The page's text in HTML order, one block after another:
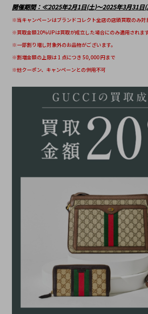
開催期間：≪2025年2月1日(土)～2025年3月31
※当キャンペーンはブランドコレクト全店の店頭買取のみ対
※買取金額20%UPは買取が成立した場合にのみ適用されます
※一部割り増し対象外のお品物がございます。
※割増金額の上限は 1 点につき 50,000 円まで
※他クーポン、キャンペーンとの併用不可